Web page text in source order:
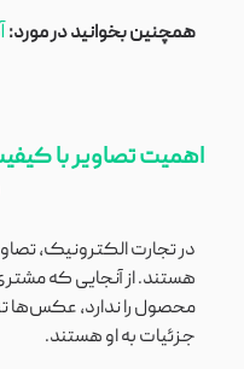
همچنین بخوانید در مورد:
در تجارت الکترونیک،
هستند. از آنجایی که
محصول را ندارد، عکس‌ها
جزئیات به او هستند.